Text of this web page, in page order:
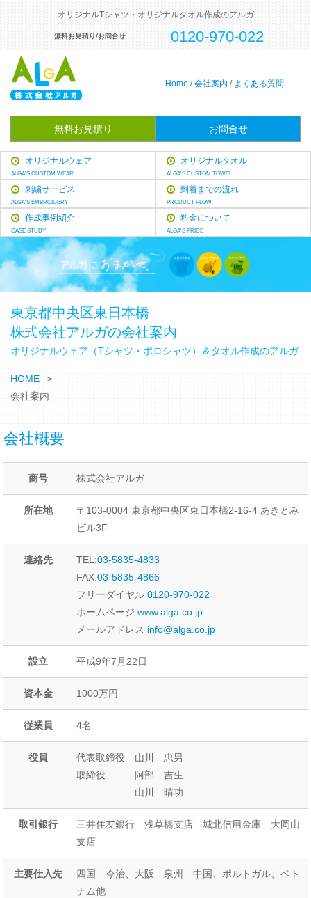
オリジナルTシャツ・オリジナルタオル作成のアルガ
無料お見積り/お問合せ 0120-970-022
Home /会社案内 / よくある質問
無料お見積り お問合せ
オリジナルウェア
ALGA'S CUSTOM WEAR
オリジナルタオル
ALGA'S CUSTOM TOWEL
刺繍サービス
ALGA'S EMBROIDERY
到着までの流れ
PRODUCT FLOW
作成事例紹介
CASE STUDY
料金について
ALGA'S PRICE
東京都中央区東日本橋
株式会社アルガの会社案内
オリジナルウェア（Tシャツ・ポロシャツ）＆タオル作成のアルガ
HOME
会社案内
会社概要
商号 株式会社アルガ
所在地
〒103-0004 東京都中央区東日本橋2-16-4 あきとみ
ビル3F
連絡先 TEL:03-5835-4833
FAX:03-5835-4866
フリーダイヤル 0120-970-022
ホームページ www.alga.co.jp
メールアドレス info@alga.co.jp
設立 平成9年7月22日
資本金 1000万円
従業員 4名
役員
代表取締役 山川 忠男
取締役 阿部 吉生
山川 晴功
取引銀行
三井住友銀行 浅草橋支店 城北信用金庫 大岡山
支店
主要仕入先
四国 今治、大阪 泉州 中国、ポルトガル、ベト
ナム他